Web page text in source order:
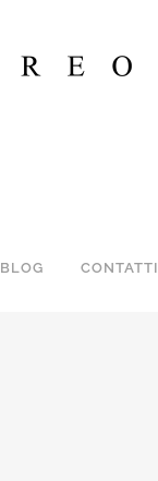
BLOG CONTATTI